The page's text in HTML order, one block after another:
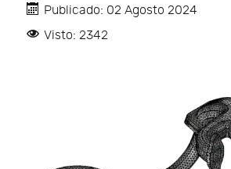
Publicado: 02 Agosto 2024
Visto: 2342